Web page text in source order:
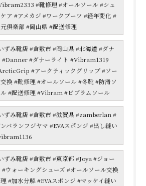
#靴修理 #オールソール #シュ
ア #アメカジ #ワークブーツ #経年変化 #
倶楽部 #岡山県 #配送修理
ずみ靴店 #倉敷市 #岡山県 #北海道 #ダナ
#Danner #ダナーライト #Vibram1319
#アークティックグリップ #ソー
換 #靴修理 #オールソール #冬靴 #防滑ソ
#配送修理 #Vibram #ビブラムソール
ずみ靴店 #倉敷市 #滋賀県 #zamberlan #
バランフジヤマ #EVAスポンジ #出し縫い
ずみ靴店 #倉敷市 #東京都 #Joya #ジョー
#ウォーキングシューズ #オールソール交換
#加水分解 #EVAスポンジ #マッケイ縫い